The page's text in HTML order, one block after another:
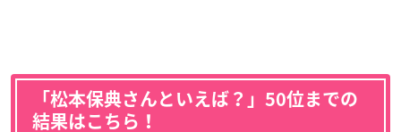
「松本保典さんといえば？」50位までの
結果はこちら！